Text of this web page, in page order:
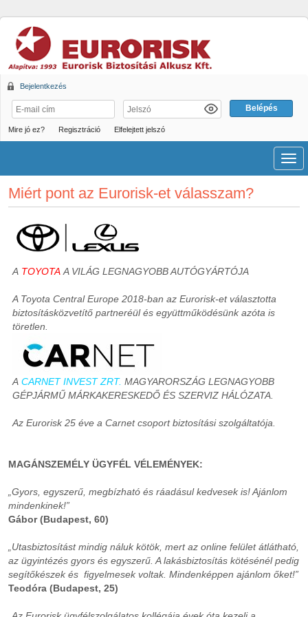
Bejelentkezés
Mire jó ez? Regisztráció Elfelejtett jelszó
Miért pont az Eurorisk-et válasszam?
A TOYOTAA VILÁG LEGNAGYOBB AUTÓGYÁRTÓJA
A Toyota Central Europe 2018-ban az Eurorisk-et választotta
biztosításközvetítő partneréül és együttműködésünk azóta is
töretlen.
A CARNET INVEST ZRT. MAGYARORSZÁG LEGNAGYOBB
GÉPJÁRMŰ MÁRKAKERESKEDŐ ÉS SZERVIZ HÁLÓZATA.
Az Eurorisk 25 éve a Carnet csoport biztosítási szolgáltatója.
MAGÁNSZEMÉLY ÜGYFÉL VÉLEMÉNYEK:
„Gyors, egyszerű, megbízható és ráadásul kedvesek is! Ajánlom
mindenkinek!”
Gábor (Budapest, 60)
„Utasbiztosítást mindig náluk kötök, mert az online felület átlátható,
az ügyintézés gyors és egyszerű. A lakásbiztosítás kötésénél pedig
segítőkészek és figyelmesek voltak. Mindenképpen ajánlom őket!”
Teodóra (Budapest, 25)